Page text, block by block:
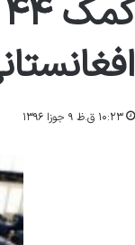
۱۰:۲۳ ق.ظ ۹ جوزا ۱۳۹۶